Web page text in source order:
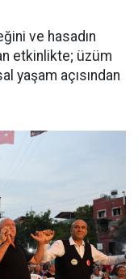
ve hasadın
etkinlikte; üzüm
yaşam açısından